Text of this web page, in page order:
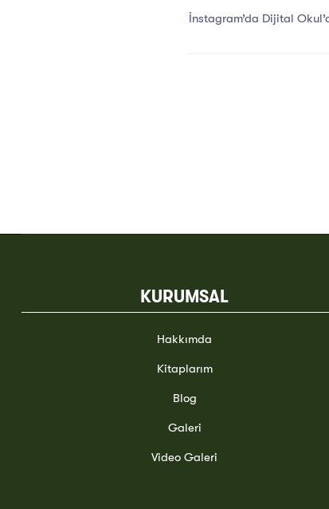
İnstagram’da Dijital
KURUMSAL
Hakkımda
Kitaplarım
Blog
Galeri
Video Galeri